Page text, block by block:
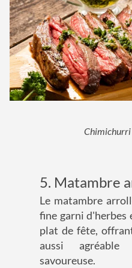
Chimichurri
5. Matambre
Le matambre
fine garni d'herbes
plat de fête,
aussi agréable
savoureuse.